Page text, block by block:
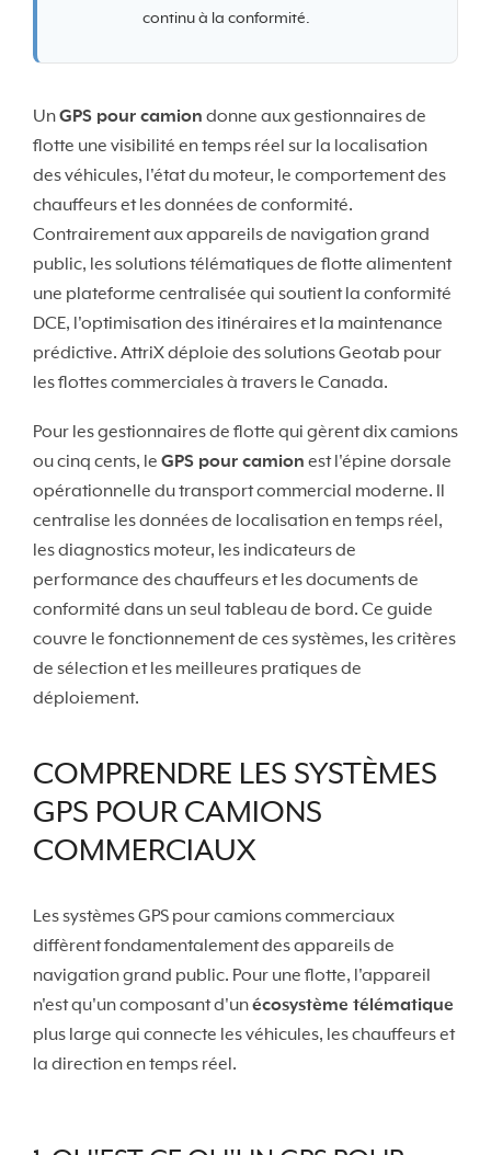
continu à la conformité.
UnGPS pour camion donne aux gestionnaires de
flotte une visibilité en temps réel sur la localisation
des véhicules, l'état du moteur, le comportement des
chauffeurs et les données de conformité.
Contrairement aux appareils de navigation grand
public, les solutions télématiques de flotte alimentent
une plateforme centralisée qui soutient la conformité
DCE, l'optimisation des itinéraires et la maintenance
prédictive. AttriX déploie des solutions Geotab pour
les flottes commerciales à travers le Canada.
Pour les gestionnaires de flotte qui gèrent dix camions
ou cinq cents, le GPS pour camion est l'épine dorsale
opérationnelle du transport commercial moderne. Il
centralise les données de localisation en temps réel,
les diagnostics moteur, les indicateurs de
performance des chauffeurs et les documents de
conformité dans un seul tableau de bord. Ce guide
couvre le fonctionnement de ces systèmes, les critères
de sélection et les meilleures pratiques de
déploiement.
COMPRENDRE LES SYSTÈMES
GPS POUR CAMIONS
COMMERCIAUX
Les systèmes GPS pour camions commerciaux
diffèrent fondamentalement des appareils de
navigation grand public. Pour une flotte, l'appareil
n'est qu'un composant d'unécosystème télématique
plus large qui connecte les véhicules, les chauffeurs et
la direction en temps réel.